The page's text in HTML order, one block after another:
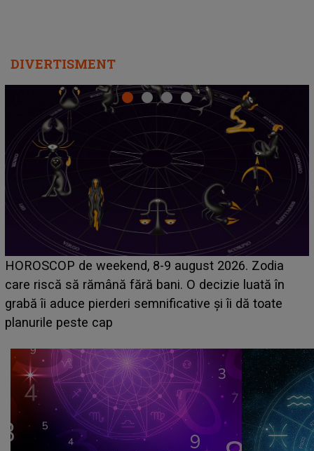
DIVERTISMENT
Emanuel a ținut ACEST DETALIU ASCUNS până
acum! În fața Alexandrei, concurentul din Casa Iubirii
face o MĂRTURISIRE NEAȘTEPTATĂ despre mama
sa: "I-am spus și ei în față, eu nu te iubesc pentru